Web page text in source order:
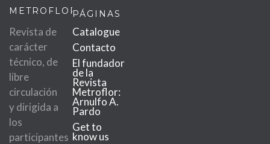
METROFLOR
Revista de
carácter
técnico, de
libre
circulación
y dirigida a
los
participantes
PÁGINAS
Catalogue
Contacto
El fundador
de la
Revista
Metroflor:
Arnulfo A.
Pardo
Get to
know us